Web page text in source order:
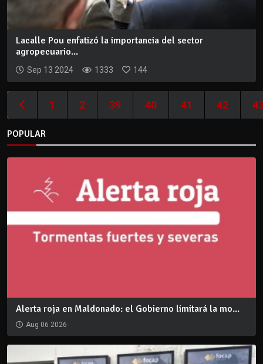
Lacalle Pou enfatizó la importancia del sector
agropecuario...
Sep 13 2024 1333 144
1 2 39 40 41 42
POPULAR
Alerta roja en Maldonado: el Gobierno limitará la mo...
Aug 06 2026